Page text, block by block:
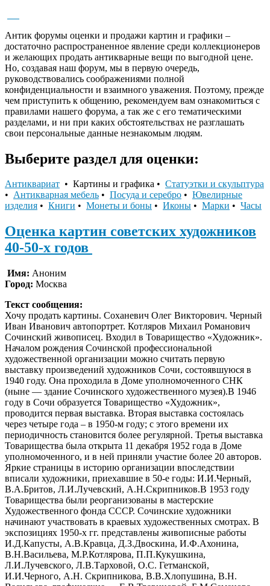
Антик форумы оценки и продажи картин и графики –
достаточно распространенное явление среди коллекционеров
и желающих продать антикварные вещи по выгодной цене.
Но, создавая наш форум, мы в первую очередь,
руководствовались соображениями полной
конфиденциальности и взаимного уважения. Поэтому, прежде
чем приступить к общению, рекомендуем вам ознакомиться с
правилами нашего форума, а так же с его тематическими
разделами, и ни при каких обстоятельствах не разглашать
свои персональные данные незнакомым людям.
Выберите раздел для оценки:
Антиквариат • Картины и графика • Статуэтки и скульптура
• Антикварная мебель • Посуда и серебро • Ювелирные
изделия • Книги • Монеты и боны • Иконы • Марки • Часы
Оценка картин советских художников
40-50-х годов
Имя: Аноним
Город: Москва
Текст сообщения:
Хочу продать картины. Соханевич Олег Викторович. Черный
Иван Иванович автопортрет. Котляров Михаил Романович
Сочинский живописец. Входил в Товарищество «Художник».
Началом рождения Сочинской профессиональной
художественной организации можно считать первую
выставку произведений художников Сочи, состоявшуюся в
1940 году. Она проходила в Доме уполномоченного СНК
(ныне — здание Сочинского художественного музея).В 1946
году в Сочи образуется Товарищество «Художник»,
проводится первая выставка. Вторая выставка состоялась
через четыре года – в 1950-м году; с этого времени их
периодичность становится более регулярной. Третья выставка
Товарищества была открыта 11 декабря 1952 года в Доме
уполномоченного, и в ней приняли участие более 20 авторов.
Яркие страницы в историю организации впоследствии
вписали художники, приехавшие в 50-е годы: И.И.Черный,
В.А.Бритов, Л.И.Лучевский, А.Н.Скрипников.В 1953 году
Товарищества были реорганизованы в мастерские
Художественного фонда СССР. Сочинские художники
начинают участвовать в краевых художественных смотрах. В
экспозициях 1950-х гг. представлены живописные работы
И.Д.Капусты, А.В.Кравца, Д.З.Двоскина, И.Ф.Ахонина,
В.Н.Васильева, М.Р.Котлярова, П.П.Кукушкина,
Л.И.Лучевского, Л.В.Тарховой, О.С. Гетманской,
И.И.Черного, А.Н. Скрипникова, В.В.Хлопушина, В.Н.